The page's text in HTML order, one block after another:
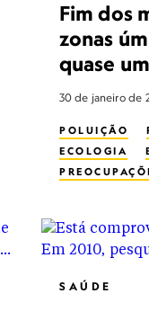
Fim dos
zonas
quase
30 de janeiro de
POLUIÇÃO
ECOLOGIA
SAÚDE